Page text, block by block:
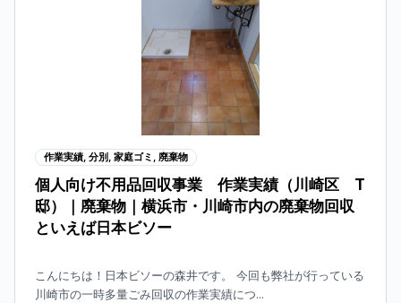
作業実績, 分別 , 家庭ゴミ , 廃棄物
個人向け不用品回収事業 作業実績（川崎区 T
邸）｜廃棄物｜横浜市・川崎市内の廃棄物回収
といえば日本ビソー
こんにちは！日本ビソーの森井です。 今回も弊社が行っている
川崎市の一時多量ごみ回収の作業実績につ...
g
e
g
e
g
e
a
g
e